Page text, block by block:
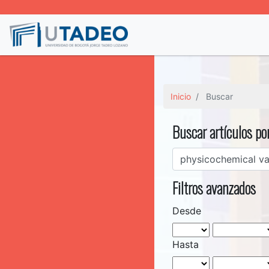
Inicio Buscar
Buscar artículos
Filtros avanzados
Desde
Hasta